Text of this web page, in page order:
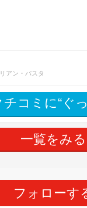
アン・パスタ
チコミに“ぐ
一覧をみる
フォローす